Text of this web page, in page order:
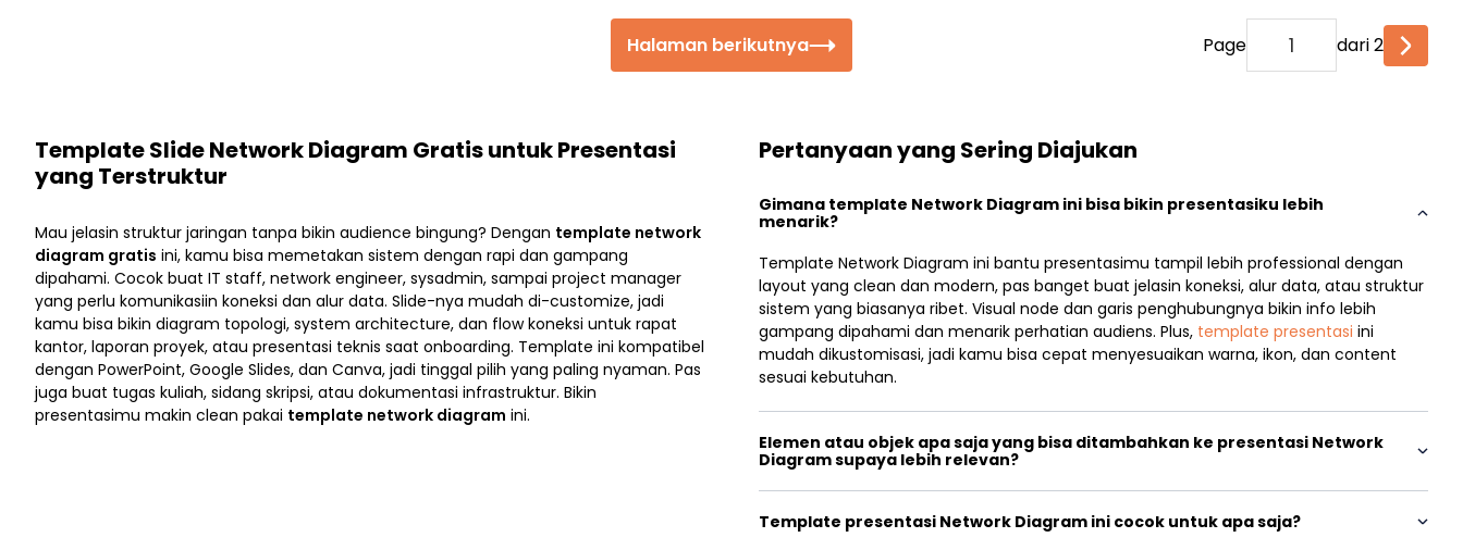
Halaman berikutnya Page dari 2
Template Slide Network Diagram Gratis untuk Presentasi
yang Terstruktur
Mau jelasin struktur jaringan tanpa bikin audience bingung? Dengan template network
diagram gratis ini, kamu bisa memetakan sistem dengan rapi dan gampang
dipahami. Cocok buat IT staff, network engineer, sysadmin, sampai project manager
yang perlu komunikasiin koneksi dan alur data. Slide-nya mudah di-customize, jadi
kamu bisa bikin diagram topologi, system architecture, dan flow koneksi untuk rapat
kantor, laporan proyek, atau presentasi teknis saat onboarding. Template ini kompatibel
dengan PowerPoint, Google Slides, dan Canva, jadi tinggal pilih yang paling nyaman. Pas
juga buat tugas kuliah, sidang skripsi, atau dokumentasi infrastruktur. Bikin
presentasimu makin clean pakai template network diagram ini.
Pertanyaan yang Sering Diajukan
Gimana template Network Diagram ini bisa bikin presentasiku lebih
menarik?
Template Network Diagram ini bantu presentasimu tampil lebih professional dengan
layout yang clean dan modern, pas banget buat jelasin koneksi, alur data, atau struktur
sistem yang biasanya ribet. Visual node dan garis penghubungnya bikin info lebih
gampang dipahami dan menarik perhatian audiens. Plus, template presentasi ini
mudah dikustomisasi, jadi kamu bisa cepat menyesuaikan warna, ikon, dan content
sesuai kebutuhan.
Elemen atau objek apa saja yang bisa ditambahkan ke presentasi Network
Diagram supaya lebih relevan?
Template presentasi Network Diagram ini cocok untuk apa saja?